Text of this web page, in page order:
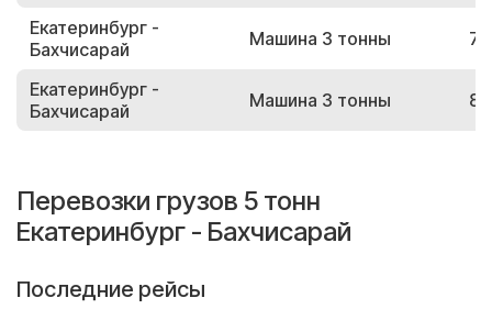
Екатеринбург -
Бахчисарай
Машина 3 тонны
Екатеринбург -
Бахчисарай
Машина 3 тонны
Перевозки грузов 5 тонн
Екатеринбург - Бахчисарай
Последние рейсы